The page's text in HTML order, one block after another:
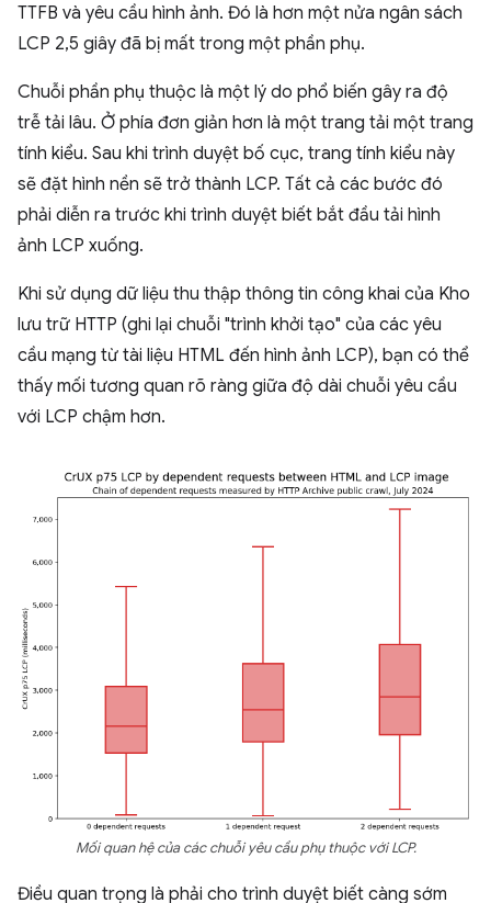
TTFB và yêu cầu hình ảnh. Đó là hơn một nửa ngân sách
LCP 2,5 giây đã bị mất trong một phần phụ.
Chuỗi phần phụ thuộc là một lý do phổ biến gây ra độ
trễ tải lâu. Ở phía đơn giản hơn là một trang tải một trang
tính kiểu. Sau khi trình duyệt bố cục, trang tính kiểu này
sẽ đặt hình nền sẽ trở thành LCP. Tất cả các bước đó
phải diễn ra trước khi trình duyệt biết bắt đầu tải hình
ảnh LCP xuống.
Khi sử dụng dữ liệu thu thập thông tin công khai của Kho
lưu trữ HTTP (ghi lại chuỗi "trình khởi tạo" của các yêu
cầu mạng từ tài liệu HTML đến hình ảnh LCP), bạn có thể
thấy mối tương quan rõ ràng giữa độ dài chuỗi yêu cầu
với LCP chậm hơn.
Mối quan hệ của các chuỗi yêu cầu phụ thuộc với LCP.
Điều quan trọng là phải cho trình duyệt biết càng sớm